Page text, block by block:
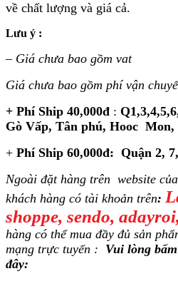
về chất lượng và giá cả.
Lưu ý :
– Giá chưa bao gồm vat
Giá chưa bao gồm phí vận
+ Phí Ship 40,000đ :
Gò Vấp, Tân phú, Hooc Mon,
+ Phí Ship 60,000đ: Quận 2,
Ngoài đặt hàng trên website
khách hàng có tài khoản trên:
shoppe, sendo,
hàng có thể mua đầy đủ sản
mạng trực tuyến : Vui lòng
đây: